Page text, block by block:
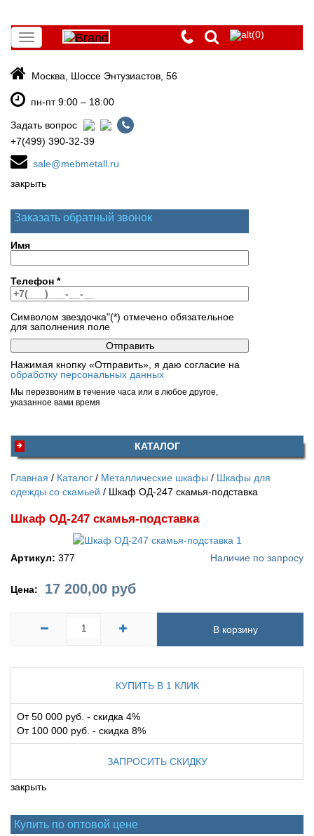
Toggle
navigation
(0)
Москва, Шоссе Энтузиастов, 56
пн-пт 9:00 – 18:00
Задать вопрос
+7(499) 390-32-39
sale@mebmetall.ru
закрыть
Заказать обратный звонок
Имя
Телефон *
Символом звездочка"(*) отмечено обязательное
для заполнения поле
Нажимая кнопку «Отправить», я даю согласие на
обработку персональных данных
Мы перезвоним в течение часа или в любое другое,
указанное вами время
КАТАЛОГ
Главная Каталог Металлические шкафы
Шкафы для
одежды со скамьей
Шкаф ОД-247 скамья-подставка
Шкаф ОД-247 скамья-подставка
Артикул: 377 Наличие по запросу
Цена: 17 200,00 руб
В корзину
КУПИТЬ В 1 КЛИК
От 50 000 руб. - скидка 4%
От 100 000 руб. - скидка 8%
ЗАПРОСИТЬ СКИДКУ
закрыть
Купить по оптовой цене